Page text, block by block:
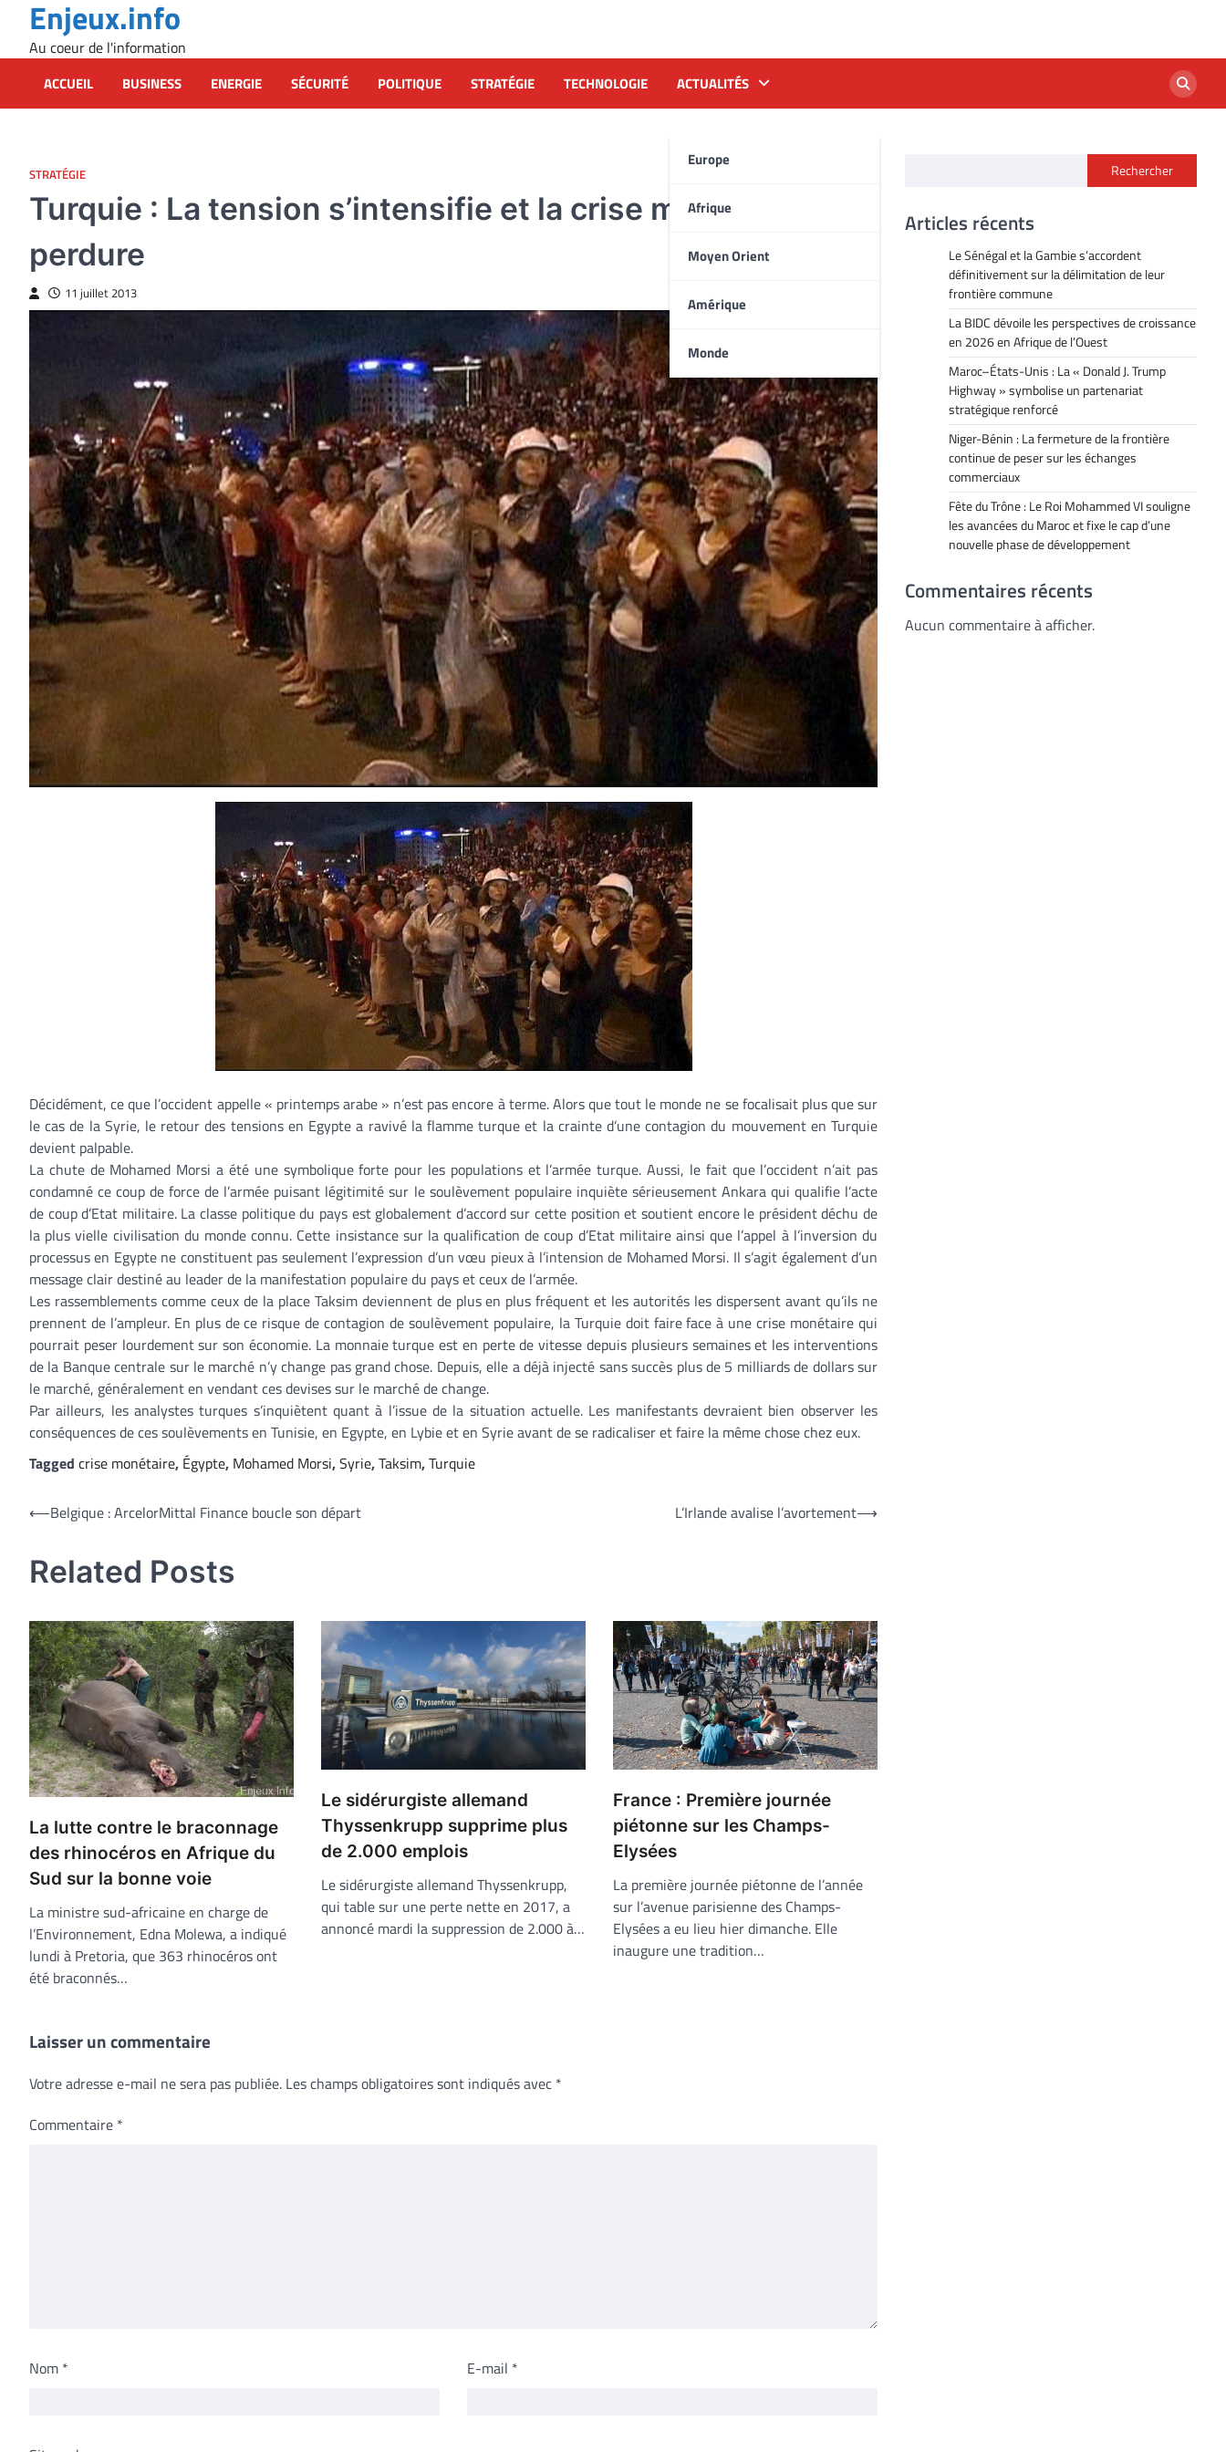
content
Enjeux.info
Au coeur de l'information
ACCUEIL BUSINESS ENERGIE SÉCURITÉ POLITIQUE STRATÉGIE TECHNOLOGIE ACTUALITÉS
Europe
Afrique
Moyen Orient
Amérique
Monde
STRATÉGIE
Turquie : La tension s’intensifie et la crise monétaire
perdure
11 juillet 2013
Décidément, ce que l’occident appelle « printemps arabe » n’est pas encore à terme. Alors que tout le monde ne se focalisait plus que sur
le cas de la Syrie, le retour des tensions en Egypte a ravivé la flamme turque et la crainte d’une contagion du mouvement en Turquie
devient palpable.
La chute de Mohamed Morsi a été une symbolique forte pour les populations et l’armée turque. Aussi, le fait que l’occident n’ait pas
condamné ce coup de force de l’armée puisant légitimité sur le soulèvement populaire inquiète sérieusement Ankara qui qualifie l’acte
de coup d’Etat militaire. La classe politique du pays est globalement d’accord sur cette position et soutient encore le président déchu de
la plus vielle civilisation du monde connu. Cette insistance sur la qualification de coup d’Etat militaire ainsi que l’appel à l’inversion du
processus en Egypte ne constituent pas seulement l’expression d’un vœu pieux à l’intension de Mohamed Morsi. Il s’agit également d’un
message clair destiné au leader de la manifestation populaire du pays et ceux de l’armée.
Les rassemblements comme ceux de la place Taksim deviennent de plus en plus fréquent et les autorités les dispersent avant qu’ils ne
prennent de l’ampleur. En plus de ce risque de contagion de soulèvement populaire, la Turquie doit faire face à une crise monétaire qui
pourrait peser lourdement sur son économie. La monnaie turque est en perte de vitesse depuis plusieurs semaines et les interventions
de la Banque centrale sur le marché n’y change pas grand chose. Depuis, elle a déjà injecté sans succès plus de 5 milliards de dollars sur
le marché, généralement en vendant ces devises sur le marché de change.
Par ailleurs, les analystes turques s’inquiètent quant à l’issue de la situation actuelle. Les manifestants devraient bien observer les
conséquences de ces soulèvements en Tunisie, en Egypte, en Lybie et en Syrie avant de se radicaliser et faire la même chose chez eux.
Tagged crise monétaire, Égypte, Mohamed Morsi,Syrie,Taksim,Turquie
Navigation
l’article
⟵Belgique : ArcelorMittal Finance boucle son départ L’Irlande avalise l’avortement⟶
Related Posts
La lutte contre le braconnage
des rhinocéros en Afrique du
Sud sur la bonne voie
La ministre sud-africaine en charge de
l’Environnement, Edna Molewa, a indiqué
lundi à Pretoria, que 363 rhinocéros ont
été braconnés…
Le sidérurgiste allemand
Thyssenkrupp supprime plus
de 2.000 emplois
Le sidérurgiste allemand Thyssenkrupp,
qui table sur une perte nette en 2017, a
annoncé mardi la suppression de 2.000 à…
France : Première journée
piétonne sur les Champs-
Elysées
La première journée piétonne de l’année
sur l’avenue parisienne des Champs-
Elysées a eu lieu hier dimanche. Elle
inaugure une tradition…
Laisser un commentaire
Votre adresse e-mail ne sera pas publiée. Les champs obligatoires sont indiqués avec *
Commentaire *
Nom * E-mail *
Rechercher
Articles récents
Le Sénégal et la Gambie s’accordent
définitivement sur la délimitation de leur
frontière commune
La BIDC dévoile les perspectives de croissance
en 2026 en Afrique de l’Ouest
Maroc–États-Unis : La « Donald J. Trump
Highway » symbolise un partenariat
stratégique renforcé
Niger-Bénin : La fermeture de la frontière
continue de peser sur les échanges
commerciaux
Fête du Trône : Le Roi Mohammed VI souligne
les avancées du Maroc et fixe le cap d’une
nouvelle phase de développement
Commentaires récents
Aucun commentaire à afficher.